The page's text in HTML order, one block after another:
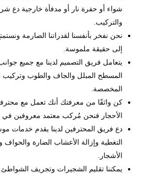
شواء أو حفرة نار أو مدفأة خارجية دع
والتركيب.
نحن نفخر بأنفسنا لقدراتنا الصارمة
إلى حقيقة ملموسة.
يتعامل فريق التصميم لدينا مع جميع
المسطح المبلل والجاف والطوب وتركيب
المخصصة.
كن واثقًا من معرفتك أنك تعمل مع
الأحجار فنحن مُركب معتمد معروفين في
دع فريق المحترفين لدينا يقدم خدمات
التغطية وإزالة الأعشاب الضارة والحواف
الأشجار.
يمكننا تقليم الشجيرات وتجريف